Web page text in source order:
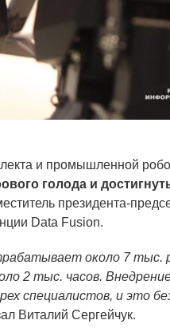
и промышленной
голода и
президента-
Data Fusion.
около 7 тыс.
2 тыс. часов.
специалистов, и это
Виталий Сергейчук.